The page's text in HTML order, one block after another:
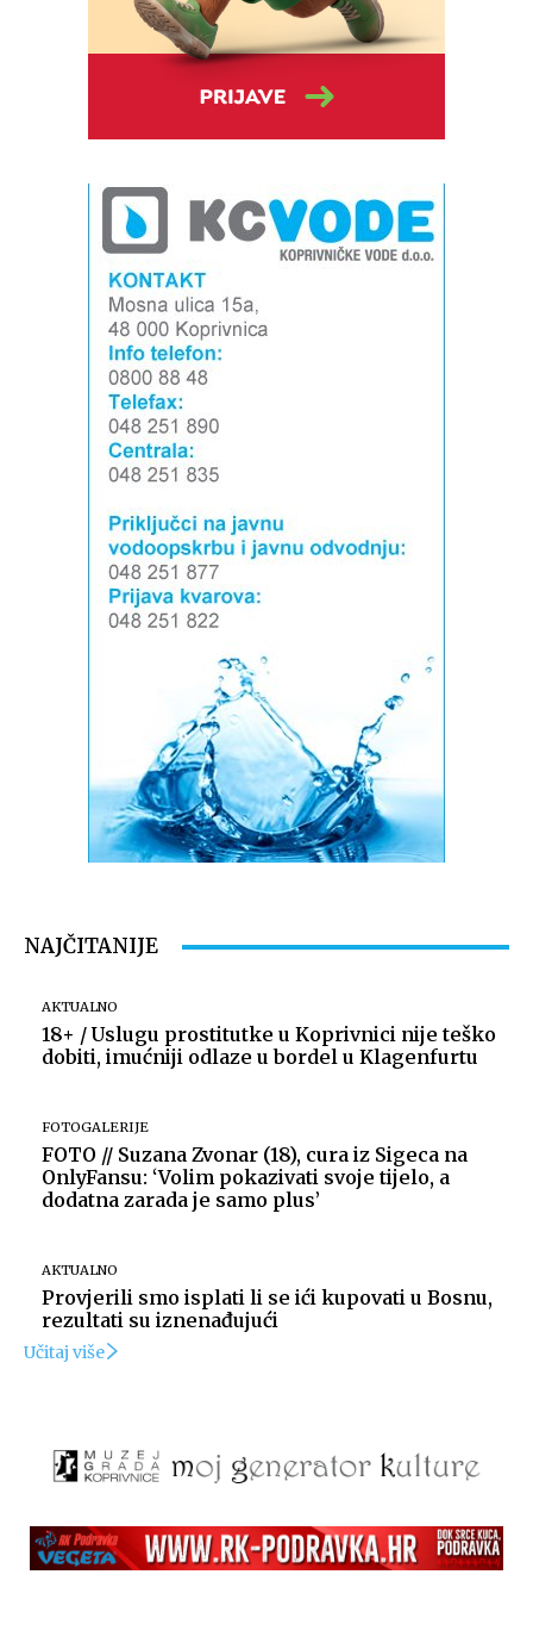
NAJČITANIJE
AKTUALNO
18+ / Uslugu prostitutke u Koprivnici nije teško
dobiti, imućniji odlaze u bordel u Klagenfurtu
FOTOGALERIJE
FOTO // Suzana Zvonar (18), cura iz Sigeca na
OnlyFansu: ‘Volim pokazivati svoje tijelo, a
dodatna zarada je samo plus’
AKTUALNO
Provjerili smo isplati li se ići kupovati u Bosnu,
rezultati su iznenađujući
Učitaj više